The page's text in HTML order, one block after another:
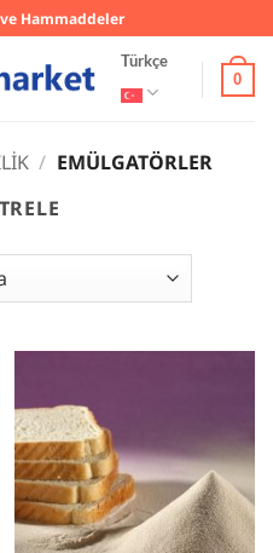
Hammaddeler
Türkçe
0
/ EMÜLGATÖRLER